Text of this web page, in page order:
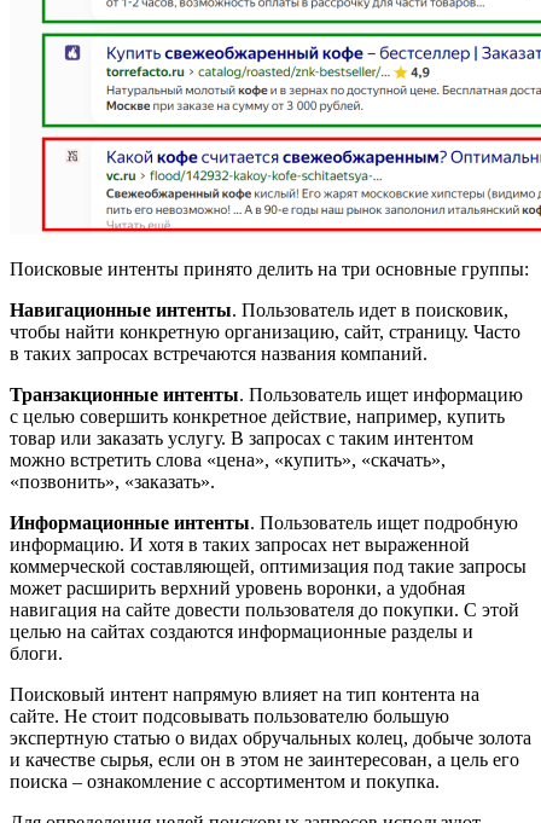
Поисковые интенты принято делить на три основные группы:
Навигационные интенты. Пользователь идет в поисковик,
чтобы найти конкретную организацию, сайт, страницу. Часто
в таких запросах встречаются названия компаний.
Транзакционные интенты. Пользователь ищет информацию
с целью совершить конкретное действие, например, купить
товар или заказать услугу. В запросах с таким интентом
можно встретить слова «цена», «купить», «скачать»,
«позвонить», «заказать».
Информационные интенты. Пользователь ищет подробную
информацию. И хотя в таких запросах нет выраженной
коммерческой составляющей, оптимизация под такие запросы
может расширить верхний уровень воронки, а удобная
навигация на сайте довести пользователя до покупки. С этой
целью на сайтах создаются информационные разделы и
блоги.
Поисковый интент напрямую влияет на тип контента на
сайте. Не стоит подсовывать пользователю большую
экспертную статью о видах обручальных колец, добыче золота
и качестве сырья, если он в этом не заинтересован, а цель его
поиска – ознакомление с ассортиментом и покупка.